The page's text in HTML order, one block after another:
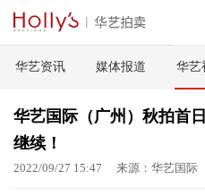
首页
拍卖预展
线下拍卖
华艺资讯 媒体报道 华艺
华艺国际（广州）秋拍首
继续！
2022/09/27 15:47 来源：华艺国